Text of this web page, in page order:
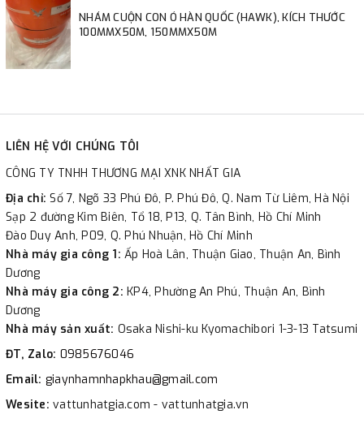
NHÁM CUỘN CON Ó HÀN QUỐC (HAWK), KÍCH THƯỚC
100MMX50M, 150MMX50M
LIÊN HỆ VỚI CHÚNG TÔI
CÔNG TY TNHH THƯƠNG MẠI XNK NHẤT GIA
Địa chỉ:Số 7, Ngõ 33 Phú Đô, P. Phú Đô, Q. Nam Từ Liêm, Hà Nội
Sạp 2 đường Kim Biên, Tổ 18, P13, Q. Tân Bình, Hồ Chí Minh
Đào Duy Anh, P09, Q. Phú Nhuận, Hồ Chí Minh
Nhà máy gia công 1: Ấp Hoà Lân, Thuận Giao, Thuận An, Bình
Dương
Nhà máy gia công 2: KP4, Phường An Phú, Thuận An, Bình
Dương
Nhà máy sản xuất: Osaka Nishi-ku Kyomachibori 1-3-13 Tatsumi
ĐT, Zalo: 0985676046
Email: giaynhamnhapkhau@gmail.com
Wesite: vattunhatgia.com - vattunhatgia.vn